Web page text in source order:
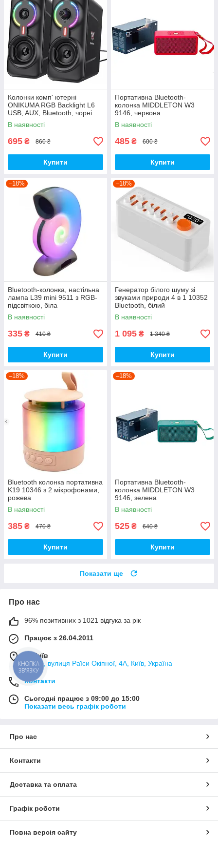
Колонки комп' ютерні
ONIKUMA RGB Backlight L6
USB, AUX, Bluetooth, чорні
В наявності
695 ₴ 860 ₴
Купити
Портативна Bluetooth-
колонка MIDDLETON W3
9146, червона
В наявності
485 ₴ 600 ₴
Купити
–18%
Bluetooth-колонка, настільна
лампа L39 mini 9511 з RGB-
підсвіткою, біла
В наявності
335 ₴ 410 ₴
Купити
–18%
Генератор білого шуму зі
звуками природи 4 в 1 10352
Bluetooth, білий
В наявності
1 095 ₴ 1 340 ₴
Купити
–18%
Bluetooth колонка портативна
K19 10346 з 2 мікрофонами,
рожева
В наявності
385 ₴ 470 ₴
Купити
–18%
Портативна Bluetooth-
колонка MIDDLETON W3
9146, зелена
В наявності
525 ₴ 640 ₴
Купити
Показати ще
Про нас
96% позитивних з 1021 відгука за рік
Працює з 26.04.2011
м. Київ
02000, вулиця Раїси Окіпної, 4А, Київ, Україна
Контакти
Сьогодні працює з 09:00 до 15:00
Показати весь графік роботи
Про нас
Контакти
Доставка та оплата
Графік роботи
Повна версія сайту
КНОПКА
ЗВ'ЯЗКУ